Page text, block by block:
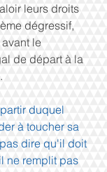
leurs droits
dégressif,
le
de départ à la
duquel
à toucher sa
dire qu'il doit
ne remplit pas